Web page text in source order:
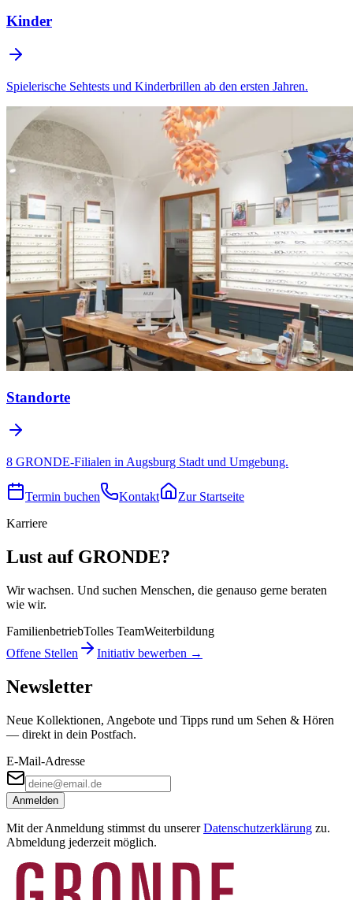
Kinder
Spielerische Sehtests und Kinderbrillen ab den ersten Jahren.
Standorte
8 GRONDE-Filialen in Augsburg Stadt und Umgebung.
Termin buchen Kontakt
Zur Startseite
Karriere
Lust auf GRONDE?
Wir wachsen. Und suchen Menschen, die genauso gerne beraten
wie wir.
FamilienbetriebTolles TeamWeiterbildung
Offene Stellen
Initiativ bewerben →
Newsletter
Neue Kollektionen, Angebote und Tipps rund um Sehen & Hören
— direkt in dein Postfach.
E-Mail-Adresse
Anmelden
Mit der Anmeldung stimmst du unserer Datenschutzerklärung zu.
Abmeldung jederzeit möglich.